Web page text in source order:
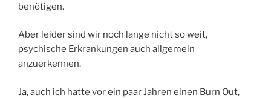
benötigen.
Aber leider sind wir noch lange nicht so weit,
psychische Erkrankungen auch allgemein
anzuerkennen.
Ja, auch ich hatte vor ein paar Jahren einen Burn Out,